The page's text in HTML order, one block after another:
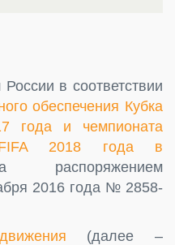
в соответствии
обеспечения Кубка
года и чемпионата
2018 года в
распоряжением
2016 года № 2858-
(далее –